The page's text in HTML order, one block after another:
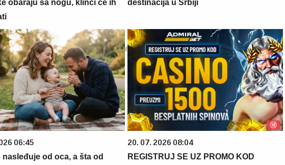
obaraju sa nogu, klinci će ih
destinacija u Srbiji
06:45
nasleđuje od oca, a šta od
20. 07. 2026 08:04
REGISTRUJ SE UZ PROMO KOD